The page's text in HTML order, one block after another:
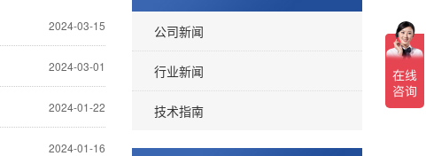
公司新闻
行业新闻
技术指南
2024-03-15
2024-03-01
2024-01-22
2024-01-16